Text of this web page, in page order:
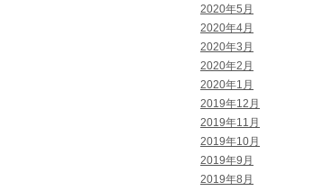
2020年5月
2020年4月
2020年3月
2020年2月
2020年1月
2019年12月
2019年11月
2019年10月
2019年9月
2019年8月